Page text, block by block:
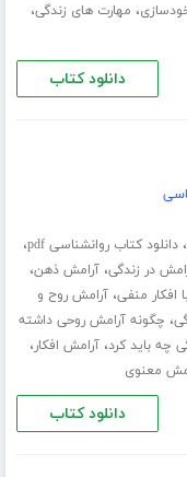
، مهارت های زندگی،
دانلود کتاب
،دانلود کتاب روانشناسی pdf ،
در زندگی،آرامش ذهن،
افکار منفی،آرامش روح و
، چگونه آرامش روحی داشته
چه باید کرد،آرامش افکار،
معنوی
دانلود کتاب